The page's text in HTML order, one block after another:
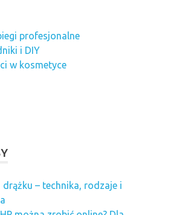
profesjonalne
i DIY
w kosmetyce
– technika, rodzaje i